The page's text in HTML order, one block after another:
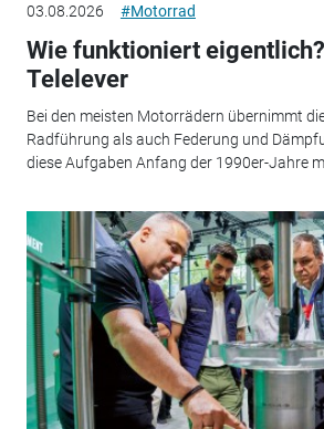
03.08.2026 #Motorrad
Wie funktioniert
Telelever
Bei den meisten Motorrädern übernimmt
Radführung als auch Federung und
diese Aufgaben Anfang der 1990er-Jahre